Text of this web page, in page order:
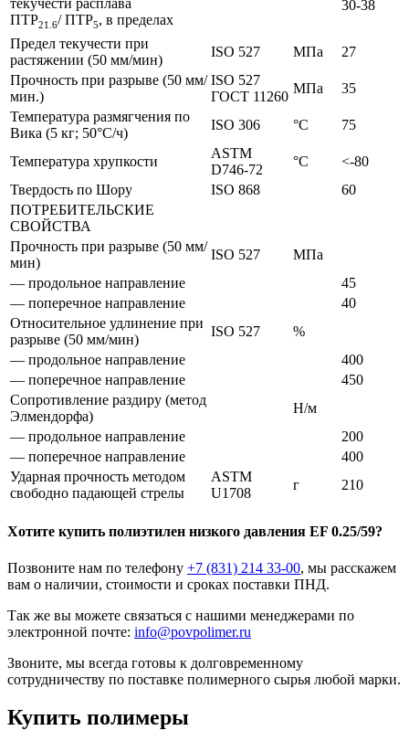
текучести расплава
ПТР21.6/ ПТР5, в пределах
30-38
Предел текучести при
растяжении (50 мм/мин)
ISO 527 МПа
27
Прочность при разрыве (50 мм/
мин.)
ISO 527
ГОСТ 11260
МПа
35
Температура размягчения по
Вика (5 кг; 50°C/ч)
ISO 306 °C 75
Температура хрупкости
ASTM
D746-72
°C
<-80
Твердость по Шору
ISO 868
60
ПОТРЕБИТЕЛЬСКИЕ
СВОЙСТВА
Прочность при разрыве (50 мм/
мин)
ISO 527
МПа
— продольное направление
45
— поперечное направление
40
Относительное удлинение при
разрыве (50 мм/мин)
ISO 527
%
— продольное направление
400
— поперечное направление
450
Сопротивление раздиру (метод
Элмендорфа)
Н/м
— продольное направление
200
— поперечное направление
400
Ударная прочность методом
свободно падающей стрелы
ASTM
U1708
г 210
Хотите купить полиэтилен низкого давления EF 0.25/59?
Позвоните нам по телефону +7 (831) 214 33-00, мы расскажем
вам о наличии, стоимости и сроках поставки ПНД.
Так же вы можете связаться с нашими менеджерами по
электронной почте: info@povpolimer.ru
Звоните, мы всегда готовы к долговременному
сотрудничеству по поставке полимерного сырья любой марки.
Купить полимеры